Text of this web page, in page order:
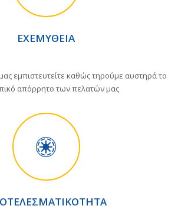
ΕΧΕΜΎΘΕΙΑ
εμπιστευτείτε καθώς τηρούμε αυστηρά το
απόρρητο των πελατών μας